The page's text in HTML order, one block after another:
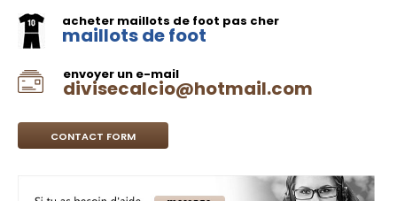
acheter maillots de foot pas cher
maillots de foot
envoyer un e-mail
divisecalcio@hotmail.com
CONTACT FORM